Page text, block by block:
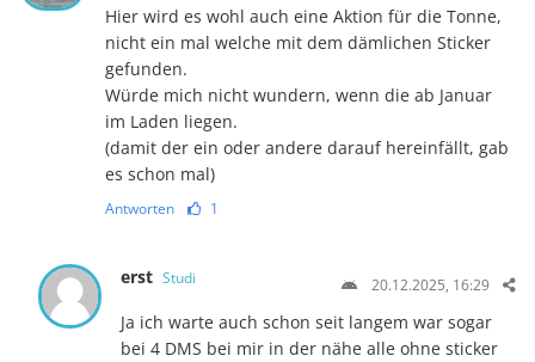
Hier wird es wohl auch eine Aktion für die Tonne,
nicht ein mal welche mit dem dämlichen Sticker
gefunden.
Würde mich nicht wundern, wenn die ab Januar
im Laden liegen.
(damit der ein oder andere darauf hereinfällt, gab
es schon mal)
Antworten 1
erst Studi 20.12.2025, 16:29
Ja ich warte auch schon seit langem war sogar
bei 4 DMS bei mir in der nähe alle ohne sticker